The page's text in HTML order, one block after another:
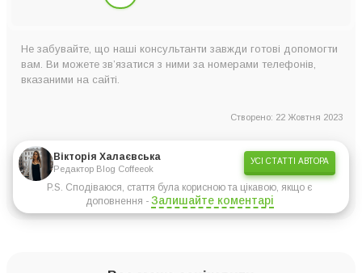
Не забувайте, що наші консультанти завжди готові допомогти
вам. Ви можете зв’язатися з ними за номерами телефонів,
вказаними на сайті.
Створено: 22 Жовтня 2023
Вікторія Халаєвська
Редактор Blog Coffeeok
УСІ СТАТТІ АВТОРА
P.S. Сподіваюся, стаття була корисною та цікавою, якщо є
доповнення - Залишайте коментарі